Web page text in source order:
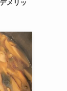
メリッ